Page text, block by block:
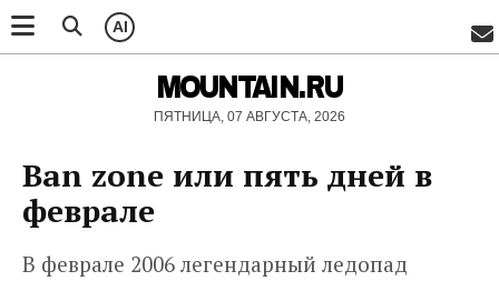
AI
MOUNTAIN.RU
ПЯТНИЦА, 07 АВГУСТА, 2026
Ban zone или пять дней в
феврале
В феврале 2006 легендарный ледопад